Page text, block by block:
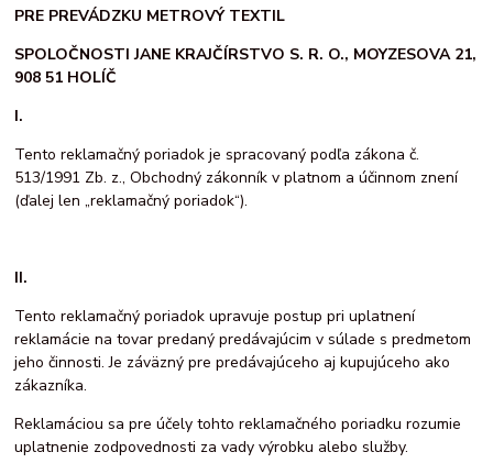
PRE PREVÁDZKU METROVÝ TEXTIL
SPOLOČNOSTI JANE KRAJČÍRSTVO S. R. O., MOYZESOVA 21,
908 51 HOLÍČ
I.
Tento reklamačný poriadok je spracovaný podľa zákona č.
513/1991 Zb. z., Obchodný zákonník v platnom a účinnom znení
(ďalej len „reklamačný poriadok“).
II.
Tento reklamačný poriadok upravuje postup pri uplatnení
reklamácie na tovar predaný predávajúcim v súlade s predmetom
jeho činnosti. Je záväzný pre predávajúceho aj kupujúceho ako
zákazníka.
Reklamáciou sa pre účely tohto reklamačného poriadku rozumie
uplatnenie zodpovednosti za vady výrobku alebo služby.